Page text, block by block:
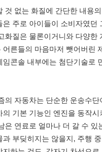
것 없는 화질에 간단한 내용
주로 아이들이 소비자였던
질은 물론이거니와 다양한
른들의 마음마저 뺏어버린
콘솔 내부에는 첨단기술로
의 자동차는 단순한 운송수
기본 기능인 엔진을 동작
은 연료로 얼마나 더 갈 수 있
부딪히지는 않을지, 주행